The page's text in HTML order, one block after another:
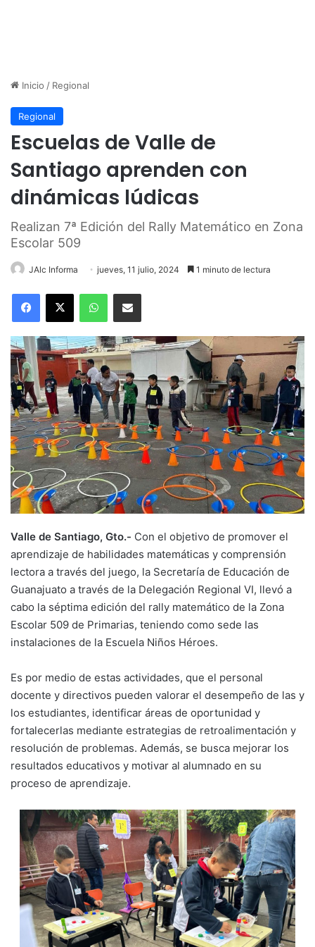
Inicio / Regional
Regional
Escuelas de Valle de
Santiago aprenden con
dinámicas lúdicas
Realizan 7ª Edición del Rally Matemático en Zona
Escolar 509
JAlc Informa jueves, 11 julio, 2024 1 minuto de lectura
Valle de Santiago, Gto.- Con el objetivo de promover el
aprendizaje de habilidades matemáticas y comprensión
lectora a través del juego, la Secretaría de Educación de
Guanajuato a través de la Delegación Regional VI, llevó a
cabo la séptima edición del rally matemático de la Zona
Escolar 509 de Primarias, teniendo como sede las
instalaciones de la Escuela Niños Héroes.
Es por medio de estas actividades, que el personal
docente y directivos pueden valorar el desempeño de las y
los estudiantes, identificar áreas de oportunidad y
fortalecerlas mediante estrategias de retroalimentación y
resolución de problemas. Además, se busca mejorar los
resultados educativos y motivar al alumnado en su
proceso de aprendizaje.